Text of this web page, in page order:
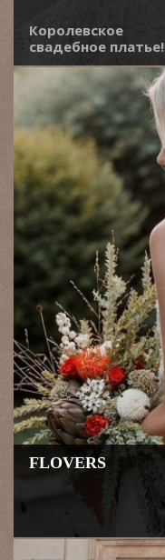
Королевское
свадебное платье!
FLOVERS